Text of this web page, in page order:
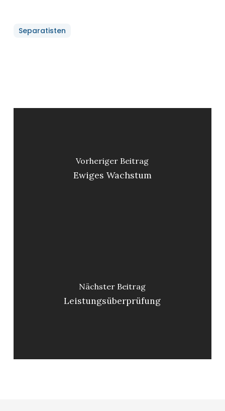
Separatisten
Vorheriger Beitrag
Ewiges Wachstum
Nächster Beitrag
Leistungsüberprüfung